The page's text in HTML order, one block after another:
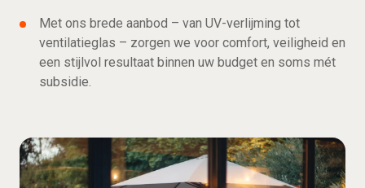
Met ons brede aanbod – van UV-verlijming tot
ventilatieglas – zorgen we voor comfort, veiligheid en
een stijlvol resultaat binnen uw budget en soms mét
subsidie.